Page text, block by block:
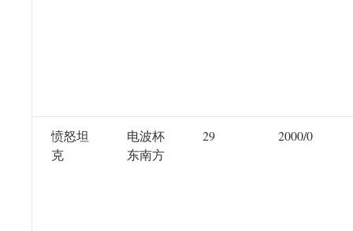
愤怒坦
克
电波杯
东南方
29 2000/0